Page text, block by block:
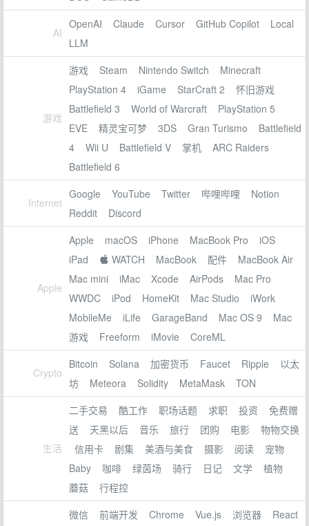
AI
OpenAI Claude Cursor GitHub Copilot
Local
LLM
游戏
游戏 Steam Nintendo Switch
Minecraft
PlayStation 4
iGame StarCraft 2
怀旧游戏
Battlefield 3
World of Warcraft
PlayStation 5
EVE
精灵宝可梦 3DS Gran Turismo
Battlefield
4
Wii U Battlefield V 掌机
ARC Raiders
Battlefield 6
Internet
Google YouTube Twitter 哔哩哔哩
Notion
Reddit
Discord
Apple
Apple macOS iPhone MacBook Pro
iOS
iPad
 WATCH MacBook 配件
MacBook Air
Mac mini
iMac Xcode AirPods
Mac Pro
WWDC
iPod HomeKit Mac Studio
iWork
MobileMe
iLife GarageBand Mac OS 9
Mac
游戏
Freeform iMovie CoreML
Crypto
Bitcoin Solana 加密货币 Faucet Ripple
以太
坊
Meteora Solidity MetaMask TON
生活
二手交易 酷工作 职场话题 求职 投资
免费赠
送
天黑以后 音乐 旅行 团购 电影
物物交换
信用卡
剧集 美酒与美食 摄影 阅读
宠物
Baby
咖啡 绿茵场 骑行 日记 文学
植物
蘑菇
行程控
微信 前端开发 Chrome Vue.js 浏览器
React